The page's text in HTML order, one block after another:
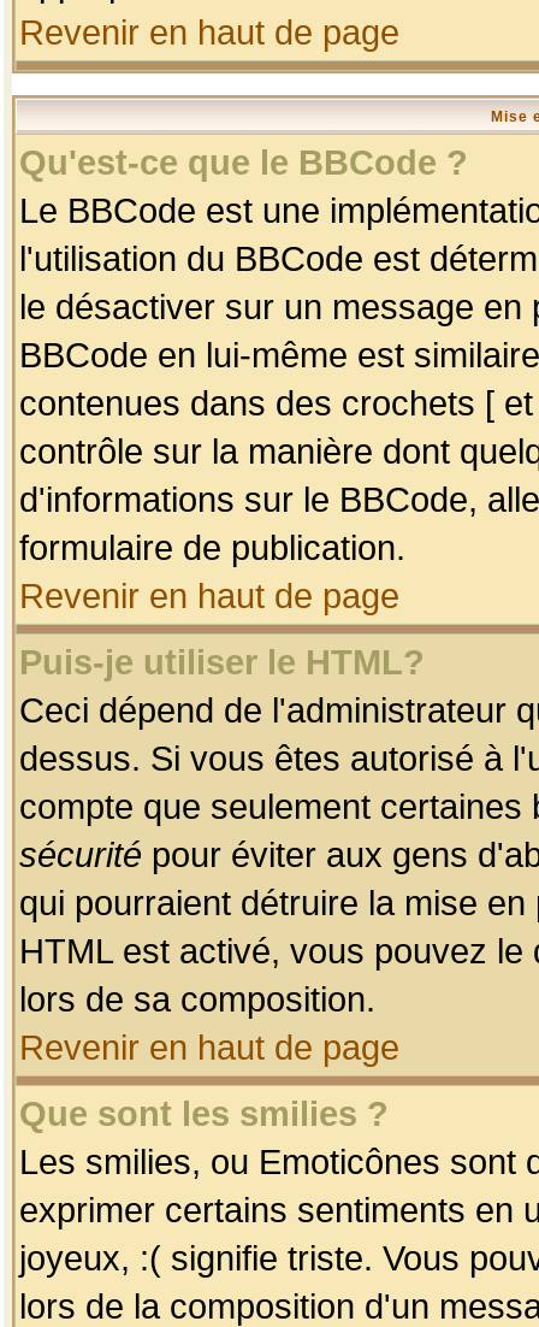
Revenir en haut de page
Mise
Qu'est-ce que le BBCode ?
Le BBCode est une
l'utilisation du BBCode est
le désactiver sur un message
BBCode en lui-même est
contenues dans des crochets [
contrôle sur la manière dont
d'informations sur le BBCode,
formulaire de publication.
Revenir en haut de page
Puis-je utiliser le HTML?
Ceci dépend de l'administrateur
dessus. Si vous êtes autorisé à
compte que seulement
sécurité pour éviter aux gens
qui pourraient détruire la mise
HTML est activé, vous pouvez
lors de sa composition.
Revenir en haut de page
Que sont les smilies ?
Les smilies, ou Emoticônes sont
exprimer certains sentiments en
joyeux, :( signifie triste. Vous
lors de la composition d'un